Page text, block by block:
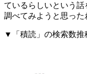
ているらしいという
調べてみようと思った
▼「積読」の検索数推